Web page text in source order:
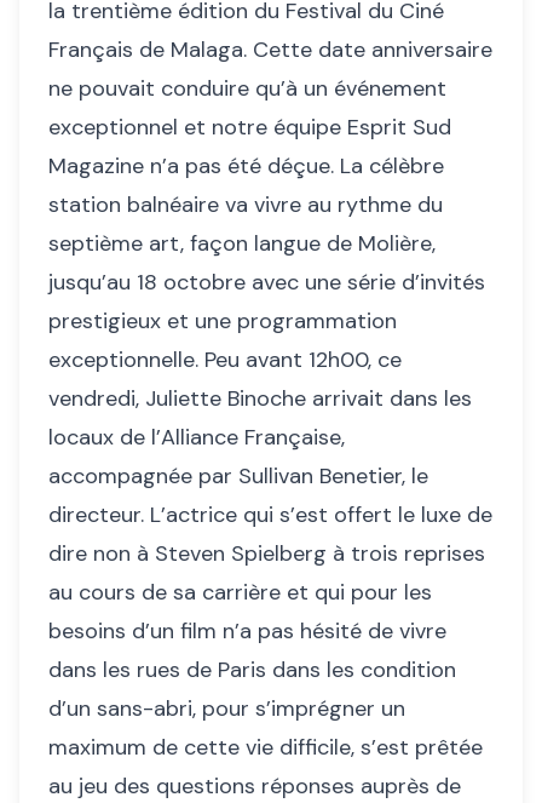
la trentième édition du Festival du Ciné
Français de Malaga. Cette date anniversaire
ne pouvait conduire qu’à un événement
exceptionnel et notre équipe Esprit Sud
Magazine n’a pas été déçue. La célèbre
station balnéaire va vivre au rythme du
septième art, façon langue de Molière,
jusqu’au 18 octobre avec une série d’invités
prestigieux et une programmation
exceptionnelle. Peu avant 12h00, ce
vendredi, Juliette Binoche arrivait dans les
locaux de l’Alliance Française,
accompagnée par Sullivan Benetier, le
directeur. L’actrice qui s’est offert le luxe de
dire non à Steven Spielberg à trois reprises
au cours de sa carrière et qui pour les
besoins d’un film n’a pas hésité de vivre
dans les rues de Paris dans les condition
d’un sans-abri, pour s’imprégner un
maximum de cette vie difficile, s’est prêtée
au jeu des questions réponses auprès de